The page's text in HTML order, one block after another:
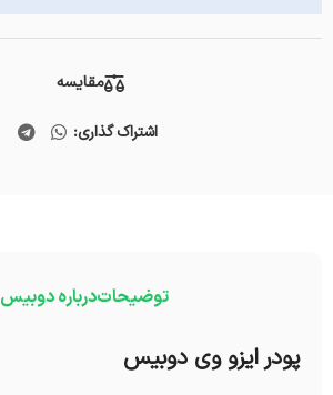
مقایسه
اشتراک گذاری:
توضیحاتدرباره دوبیس
پودر ایزو وی دوبیس